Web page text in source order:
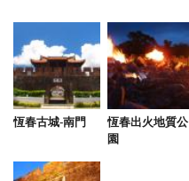
恆春古城-南門
恆春出火地質公
園